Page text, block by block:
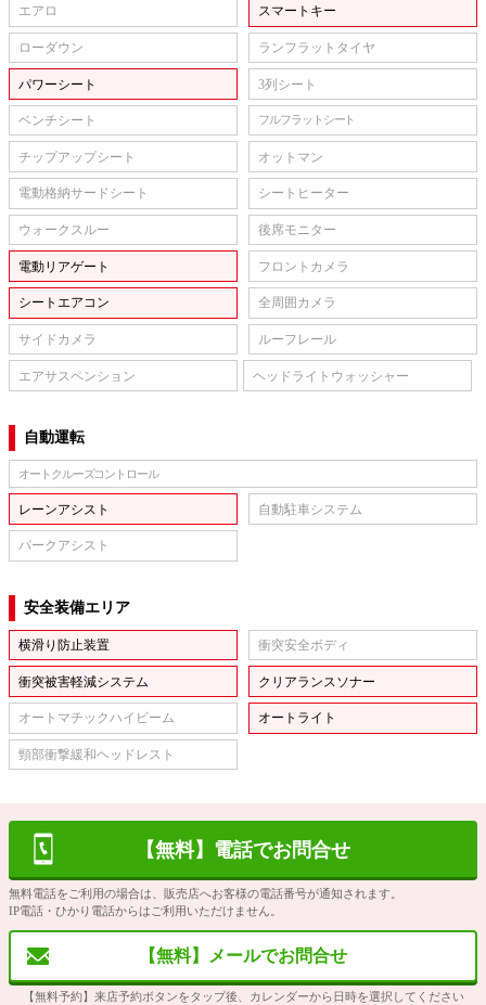
エアロ スマートキー
ローダウン ランフラットタイヤ
パワーシート 3列シート
ベンチシート フルフラットシート
チップアップシート オットマン
電動格納サードシート シートヒーター
ウォークスルー 後席モニター
電動リアゲート フロントカメラ
シートエアコン 全周囲カメラ
サイドカメラ ルーフレール
エアサスペンション ヘッドライトウォッシャー
自動運転
オートクルーズコントロール
レーンアシスト 自動駐車システム
パークアシスト
安全装備エリア
横滑り防止装置 衝突安全ボディ
衝突被害軽減システム クリアランスソナー
オートマチックハイビーム オートライト
頸部衝撃緩和ヘッドレスト
【無料】電話でお問合せ
無料電話をご利用の場合は、販売店へお客様の電話番号が通知されます。
IP電話・ひかり電話からはご利用いただけません。
【無料】メールでお問合せ
【無料予約】来店予約ボタンをタップ後、カレンダーから日時を選択してください